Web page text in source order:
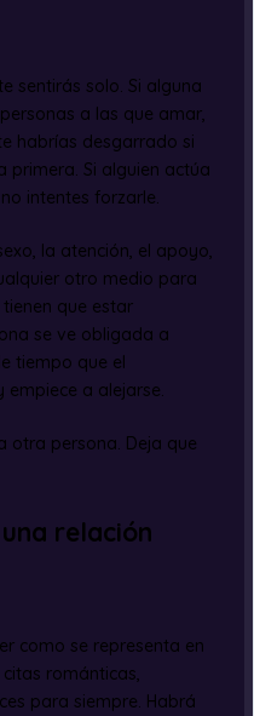
sentirás solo. Si alguna
a las que amar,
habrías desgarrado si
primera. Si alguien actúa
intentes forzarle.
la atención, el apoyo,
otro medio para
que estar
se ve obligada a
tiempo que el
a alejarse.
otra persona. Deja que
relación
como se representa en
románticas,
para siempre. Habrá